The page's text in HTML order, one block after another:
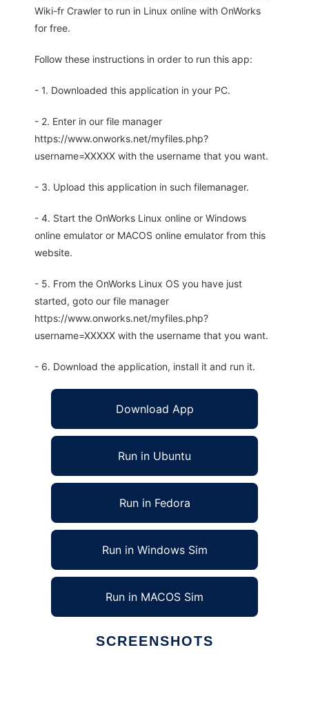
Wiki-fr Crawler to run in Linux online with OnWorks
for free.
Follow these instructions in order to run this app:
- 1. Downloaded this application in your PC.
- 2. Enter in our file manager
https://www.onworks.net/myfiles.php?
username=XXXXX with the username that you want.
- 3. Upload this application in such filemanager.
- 4. Start the OnWorks Linux online or Windows
online emulator or MACOS online emulator from this
website.
- 5. From the OnWorks Linux OS you have just
started, goto our file manager
https://www.onworks.net/myfiles.php?
username=XXXXX with the username that you want.
- 6. Download the application, install it and run it.
Download App
Run in Ubuntu
Run in Fedora
Run in Windows Sim
Run in MACOS Sim
SCREENSHOTS